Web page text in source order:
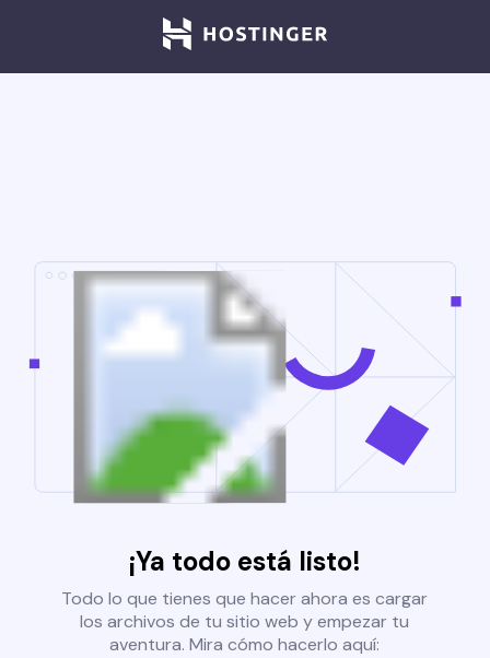
¡Ya todo está listo!
Todo lo que tienes que hacer ahora es cargar
los archivos de tu sitio web y empezar tu
aventura. Mira cómo hacerlo aquí: